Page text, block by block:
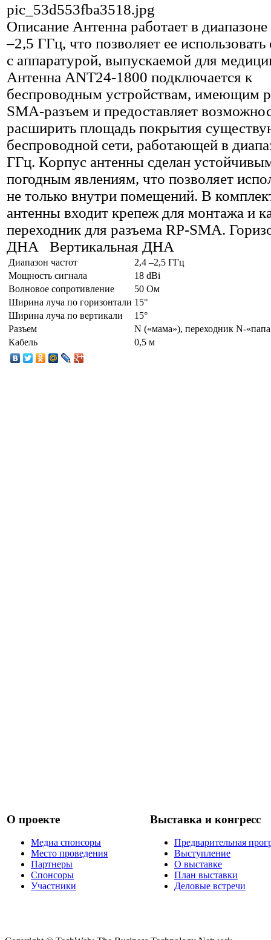
pic_53d553fba3518.jpg
Описание Антенна работает в
–2,5 ГГц, что позволяет ее
с аппаратурой, выпускаемой для
Антенна ANT24-1800 подключается к
беспроводным устройствам, имеющим
SMA-разъем и предоставляет
расширить площадь покрытия
беспроводной сети, работающей в
ГГц. Корпус антенны сделан
погодным явлениям, что позволяет
не только внутри помещений. В
антенны входит крепеж для монтажа и
переходник для разъема RP-SMA.
ДНА Вертикальная ДНА
Диапазон частот
2,4 –2,5 ГГц
Мощность сигнала
18 dBi
Волновое сопротивление
50 Ом
Ширина луча по горизонтали 15°
Ширина луча по вертикали
15°
Разъем
N («мама»), переходник N-
Кабель
0,5 м
О проекте
Медиа спонсоры
Место проведения
Партнеры
Спонсоры
Участники
Выставка и конгресс
Предварительная
Выступление
О выставке
План выставки
Деловые встречи